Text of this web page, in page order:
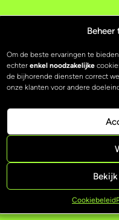
Om de beste ervaringen te
echter enkel noodzakelijke
de bijhorende diensten correct
onze klanten voor andere
Cookiebeleid